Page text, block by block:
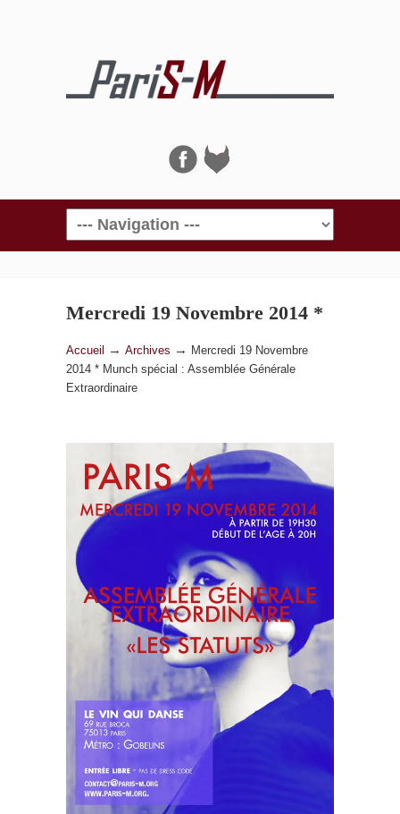
Navigation
Mercredi 19 Novembre 2014 *
Munch spécial : Assemblée
Générale Extraordinaire
Accueil → Archives →
Mercredi 19 Novembre
2014 * Munch spécial : Assemblée Générale
Extraordinaire